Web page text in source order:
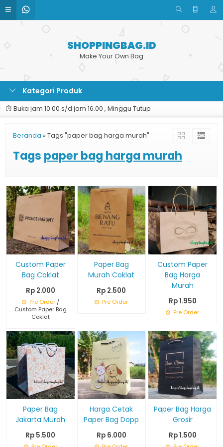
SHOPPINGBAG.ID
Make Your Own Bag
Kategori Produk
Buka jam 10.00 s/d jam 16.00 , Minggu Tutup
Beranda » Tags "paper bag harga murah"
Tags paper bag harga murah
Custom Paper
Bag Coklat
Rp 2.000
Pre Order/
Custom Paper Bag
Coklat
Paper Bag
Murah Coklat
Rp 2.500
Pre Order
Custom Paper
Bag Harga
Murah
Rp 1.950
Pre Order
Paper Bag
Jakarta Murah
Rp 5.500
Harga Cetak
Paper Bag Dopp
Rp 6.000
Paper Bag Harga
Grosir
Rp 1.500